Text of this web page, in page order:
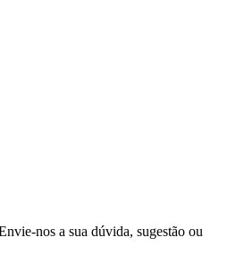
nos a sua dúvida, sugestão ou